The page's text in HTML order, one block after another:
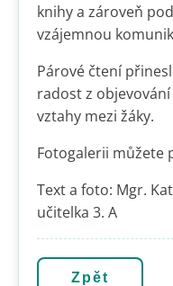
knihy a zároveň
vzájemnou
Párové čtení
radost z
vztahy mezi žáky.
Fotogalerii můžete
Text a foto: Mgr.
učitelka 3. A
Zpět